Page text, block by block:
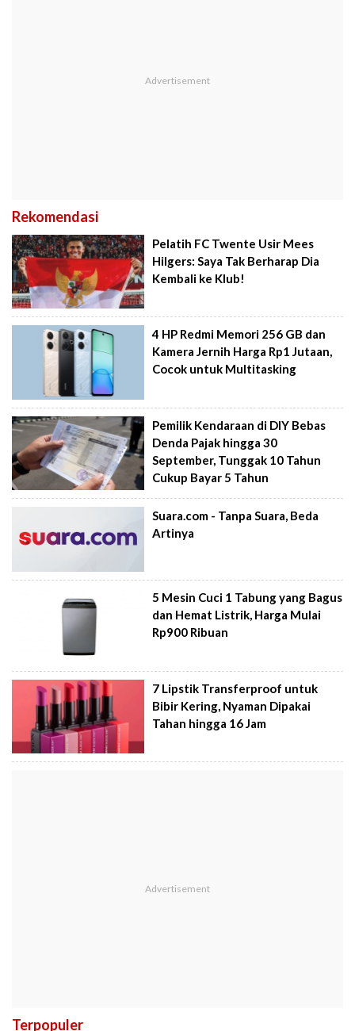
Rekomendasi
Pelatih FC Twente Usir Mees
Hilgers: Saya Tak Berharap Dia
Kembali ke Klub!
4 HP Redmi Memori 256 GB dan
Kamera Jernih Harga Rp1 Jutaan,
Cocok untuk Multitasking
Pemilik Kendaraan di DIY Bebas
Denda Pajak hingga 30
September, Tunggak 10 Tahun
Cukup Bayar 5 Tahun
Suara.com - Tanpa Suara, Beda
Artinya
5 Mesin Cuci 1 Tabung yang Bagus
dan Hemat Listrik, Harga Mulai
Rp900 Ribuan
7 Lipstik Transferproof untuk
Bibir Kering, Nyaman Dipakai
Tahan hingga 16 Jam
Terpopuler